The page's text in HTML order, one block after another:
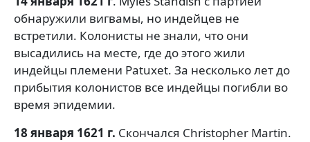
обнаружили вигвамы, но индейцев не
встретили. Колонисты не знали, что они
высадились на месте, где до этого жили
индейцы племени Patuxet. За несколько лет до
прибытия колонистов все индейцы погибли во
время эпидемии.
18 января 1621 г. Скончался Christopher Martin.